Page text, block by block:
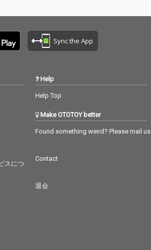
Sync the App
スにつ
Help
Help Top
Make OTOTOY better
Found something weird? Please mail us
Contact
退会